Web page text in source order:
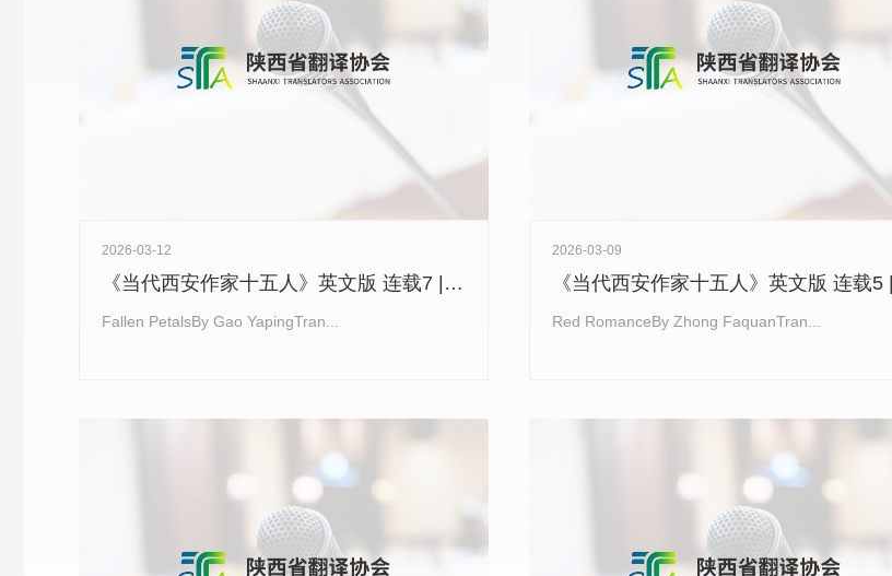
2026-03-12
《当代西安作家十五人》英文版 连载7 | 高亚平《落花》Fallen Petals
Fallen PetalsBy Gao YapingTran...
2026-03-09
Red RomanceBy Zhong FaquanTran...